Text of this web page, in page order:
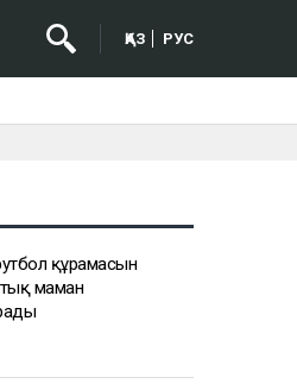
ҚАЗ РУС
құрамасын
маман